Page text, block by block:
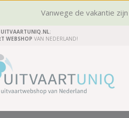
Vanwege de vakantie
UITVAARTUNIQ.NL;
WEBSHOP VAN NEDERLAND!